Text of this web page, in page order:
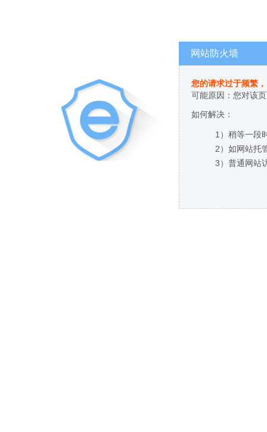
网站防火墙
您的请求过于频繁
可能原因：您对该
如何解决：
1）稍等一段
2）如网站托
3）普通网站